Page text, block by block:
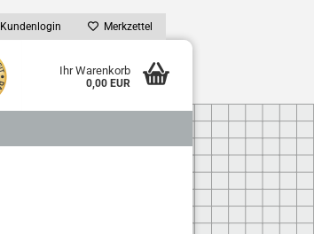
Kundenlogin Merkzettel
Ihr Warenkorb
0,00 EUR